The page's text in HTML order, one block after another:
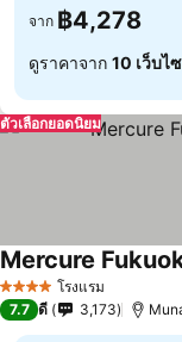
จาก ฿4,278
ดูราคาจาก 10 เว็บไ
ตัวเลือกยอดนิยม
4 ดาว โรงแรม
Mercure
7.7 ดี 3,173